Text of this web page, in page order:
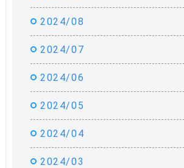
2024/08
2024/07
2024/06
2024/05
2024/04
2024/03